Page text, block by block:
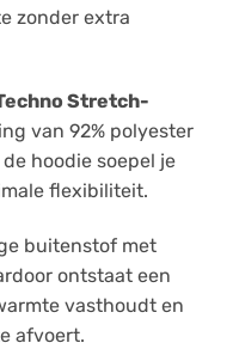
zonder extra
Stretch-
van 92% polyester
hoodie soepel je
flexibiliteit.
buitenstof met
ontstaat een
vasthoudt en
afvoert.